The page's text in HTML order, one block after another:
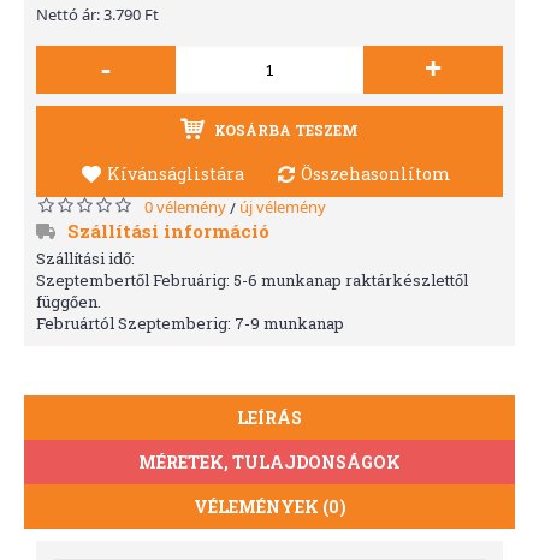
Nettó ár: 3.790 Ft
- +
KOSÁRBA TESZEM
Kívánságlistára Összehasonlítom
0 vélemény/ új vélemény
Szállítási információ
Szállítási idő:
Szeptembertől Februárig: 5-6 munkanap raktárkészlettől
függően.
Februártól Szeptemberig: 7-9 munkanap
LEÍRÁS
MÉRETEK, TULAJDONSÁGOK
VÉLEMÉNYEK (0)